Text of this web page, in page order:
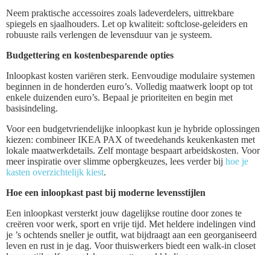
Neem praktische accessoires zoals ladeverdelers, uittrekbare
spiegels en sjaalhouders. Let op kwaliteit: softclose-geleiders en
robuuste rails verlengen de levensduur van je systeem.
Budgettering en kostenbesparende opties
Inloopkast kosten variëren sterk. Eenvoudige modulaire systemen
beginnen in de honderden euro’s. Volledig maatwerk loopt op tot
enkele duizenden euro’s. Bepaal je prioriteiten en begin met
basisindeling.
Voor een budgetvriendelijke inloopkast kun je hybride oplossingen
kiezen: combineer IKEA PAX of tweedehands keukenkasten met
lokale maatwerkdetails. Zelf montage bespaart arbeidskosten. Voor
meer inspiratie over slimme opbergkeuzes, lees verder bij hoe je
kasten overzichtelijk kiest.
Hoe een inloopkast past bij moderne levensstijlen
Een inloopkast versterkt jouw dagelijkse routine door zones te
creëren voor werk, sport en vrije tijd. Met heldere indelingen vind
je ’s ochtends sneller je outfit, wat bijdraagt aan een georganiseerd
leven en rust in je dag. Voor thuiswerkers biedt een walk-in closet